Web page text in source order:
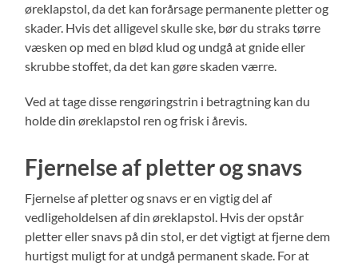
øreklapstol, da det kan forårsage permanente pletter og
skader. Hvis det alligevel skulle ske, bør du straks tørre
væsken op med en blød klud og undgå at gnide eller
skrubbe stoffet, da det kan gøre skaden værre.
Ved at tage disse rengøringstrin i betragtning kan du
holde din øreklapstol ren og frisk i årevis.
Fjernelse af pletter og snavs
Fjernelse af pletter og snavs er en vigtig del af
vedligeholdelsen af din øreklapstol. Hvis der opstår
pletter eller snavs på din stol, er det vigtigt at fjerne dem
hurtigst muligt for at undgå permanent skade. For at